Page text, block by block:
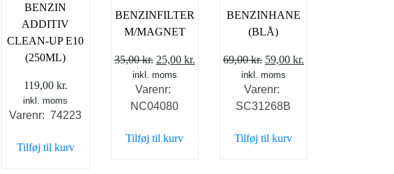
BENZIN
ADDITIV
CLEAN-UP E10
(250ML)
119,00 kr.
inkl. moms
Varenr: 74223
Tilføj til kurv
BENZINFILTER
M/MAGNET
35,00kr. Den
oprindelige
pris
var:
25,00 kr.
inkl. moms
Varenr:
NC04080
Tilføj til kurv
BENZINHANE
(BLÅ)
69,00kr. Den
oprindelige
pris
var:
59,00 kr.
inkl. moms
Varenr:
SC31268B
Tilføj til kurv